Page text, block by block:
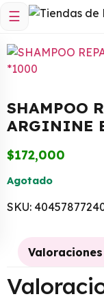
☰
SHAMPOO
ARGININE
$172,000
Agotado
SKU: